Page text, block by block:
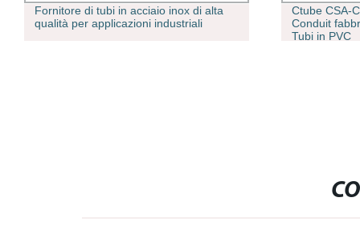
Fornitore di tubi in acciaio inox di alta
qualità per applicazioni industriali
Ctube CSA-
Conduit
Tubi in PVC